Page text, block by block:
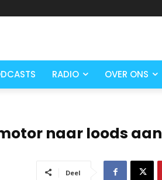
RADIO OVER ONS
naar loods aan
Deel